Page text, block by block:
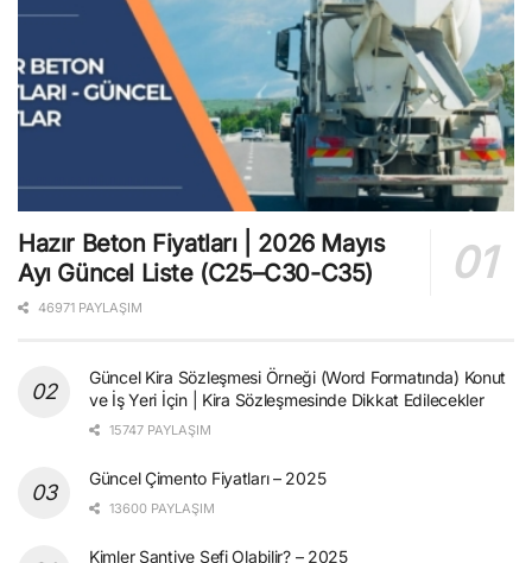
Hazır Beton Fiyatları | 2026 Mayıs
Ayı Güncel Liste (C25–C30-C35)
46971 PAYLAŞIM
Güncel Kira Sözleşmesi Örneği (Word Formatında) Konut
ve İş Yeri İçin | Kira Sözleşmesinde Dikkat Edilecekler
15747 PAYLAŞIM
Güncel Çimento Fiyatları – 2025
13600 PAYLAŞIM
Kimler Şantiye Şefi Olabilir? – 2025